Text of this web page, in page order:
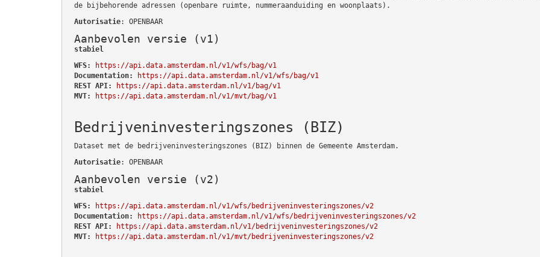
de bijbehorende adressen (openbare ruimte, nummeraanduiding en woonplaats).
Autorisatie: OPENBAAR
Aanbevolen versie (v1)
stabiel
WFS:
https://api.data.amsterdam.nl/v1/wfs/bag/v1
Documentation:
https://api.data.amsterdam.nl/v1/wfs/bag/v1
REST API:
https://api.data.amsterdam.nl/v1/bag/v1
MVT:
https://api.data.amsterdam.nl/v1/mvt/bag/v1
Bedrijveninvesteringszones (BIZ)
Dataset met de bedrijveninvesteringszones (BIZ) binnen de Gemeente Amsterdam.
Autorisatie: OPENBAAR
Aanbevolen versie (v2)
stabiel
WFS:
https://api.data.amsterdam.nl/v1/wfs/bedrijveninvesteringszones/v2
Documentation:
https://api.data.amsterdam.nl/v1/wfs/bedrijveninvesteringszones/v2
REST API:
https://api.data.amsterdam.nl/v1/bedrijveninvesteringszones/v2
MVT:
https://api.data.amsterdam.nl/v1/mvt/bedrijveninvesteringszones/v2